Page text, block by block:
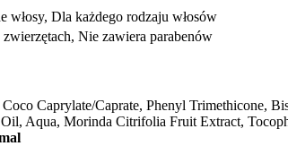
włosy, Dla każdego rodzaju włosów
Nie zawiera parabenów
Caprylate/Caprate, Phenyl
Aqua, Morinda Citrifolia Fruit Extract,